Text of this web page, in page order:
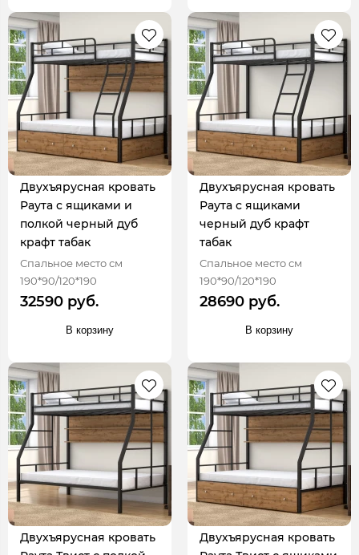
Двухъярусная кровать
Раута с ящиками и
полкой черный дуб
крафт табак
Спальное место см
190*90/120*190
32590 руб.
В корзину
Двухъярусная кровать
Раута с ящиками
черный дуб крафт
табак
Спальное место см
190*90/120*190
28690 руб.
В корзину
Двухъярусная кровать
Двухъярусная кровать